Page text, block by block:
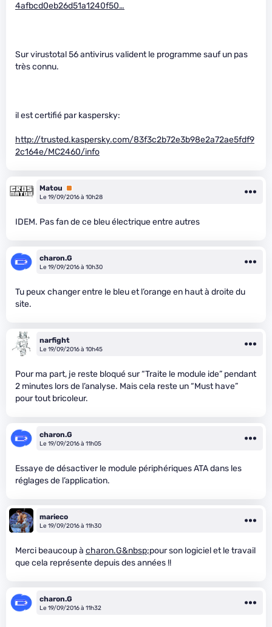
4afbcd0eb26d51a1240f50…
Sur virustotal 56 antivirus valident le programme sauf un pas
très connu.
il est certifié par kaspersky:
http://trusted.kaspersky.com/83f3c2b72e3b98e2a72ae5fdf9
2c164e/MC2460/info
Matou
Premium
Le 19/09/2016 à 10h28
IDEM. Pas fan de ce bleu électrique entre autres
charon.G
Le 19/09/2016 à 10h30
Tu peux changer entre le bleu et l’orange en haut à droite du
site.
narfight
Le 19/09/2016 à 10h45
Pour ma part, je reste bloqué sur “Traite le module ide” pendant
2 minutes lors de l’analyse. Mais cela reste un “Must have”
pour tout bricoleur.
charon.G
Le 19/09/2016 à 11h05
Essaye de désactiver le module périphériques ATA dans les
réglages de l’application.
marieco
Le 19/09/2016 à 11h30
Merci beaucoup à charon.G&nbsp;pour son logiciel et le travail
que cela représente depuis des années !!
charon.G
Le 19/09/2016 à 11h32